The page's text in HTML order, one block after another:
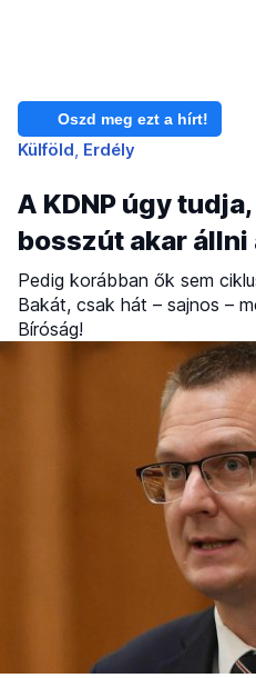
Oszd meg ezt a hírt!
Külföld Erdély
A KDNP úgy
bosszút akar állni
Pedig korábban ők sem
Bakát, csak hát – sajnos –
Bíróság!